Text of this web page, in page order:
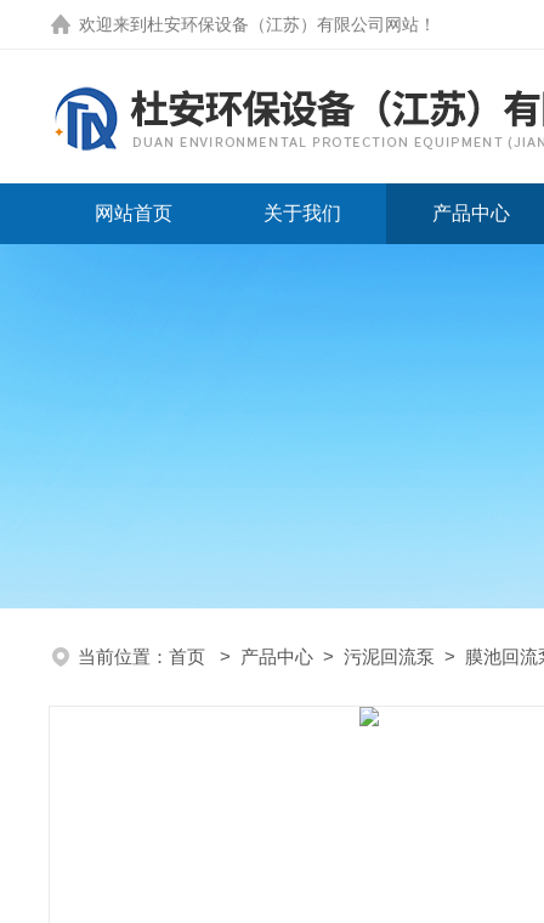
欢迎来到 杜安环保设备（江苏）有限公司网站 ！
网站首页 关于我们 产品中心
当前位置： 首页 > 产品中心 > 污泥回流泵 > 膜池回流